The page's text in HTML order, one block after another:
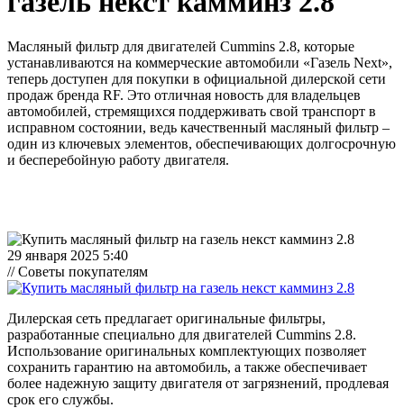
Масляный фильтр для двигателей Cummins 2.8, которые
устанавливаются на коммерческие автомобили «Газель Next»,
теперь доступен для покупки в официальной дилерской сети
продаж бренда RF. Это отличная новость для владельцев
автомобилей, стремящихся поддерживать свой транспорт в
исправном состоянии, ведь качественный масляный фильтр –
один из ключевых элементов, обеспечивающих долгосрочную
и бесперебойную работу двигателя.
29 января 2025 5:40
// Советы покупателям
Дилерская сеть предлагает оригинальные фильтры,
разработанные специально для двигателей Cummins 2.8.
Использование оригинальных комплектующих позволяет
сохранить гарантию на автомобиль, а также обеспечивает
более надежную защиту двигателя от загрязнений, продлевая
срок его службы.